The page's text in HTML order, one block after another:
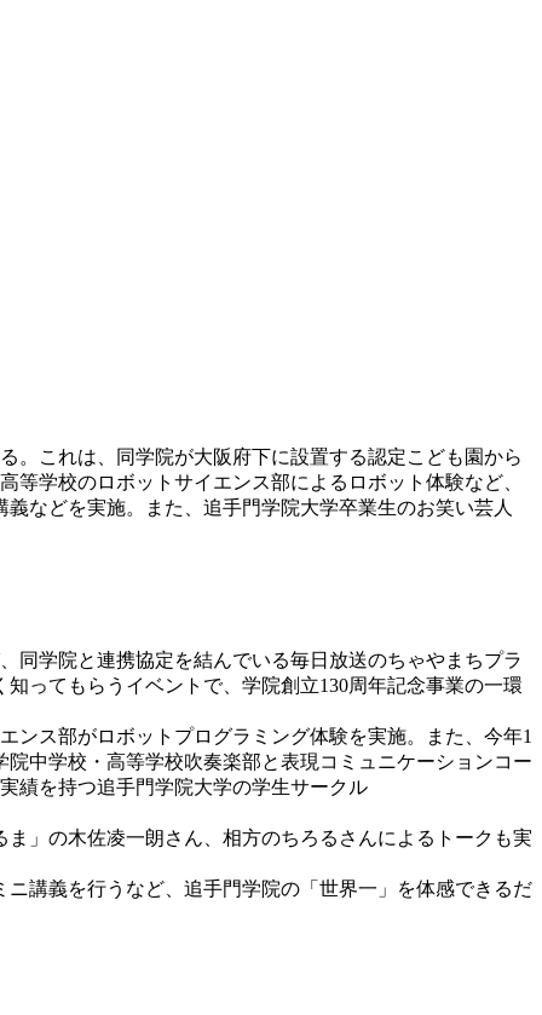
。これは、同学院が大阪府下に設置する認定こども園から
学校のロボットサイエンス部によるロボット体験など、
などを実施。また、追手門学院大学卒業生のお笑い芸人
学院と連携協定を結んでいる毎日放送のちゃやまちプラ
ってもらうイベントで、学院創立130周年記念事業の一環
ス部がロボットプログラミング体験を実施。また、今年1
中学校・高等学校吹奏楽部と表現コミュニケーションコー
績を持つ追手門学院大学の学生サークル
」の木佐凌一朗さん、相方のちろるさんによるトークも実
講義を行うなど、追手門学院の「世界一」を体感できるだ